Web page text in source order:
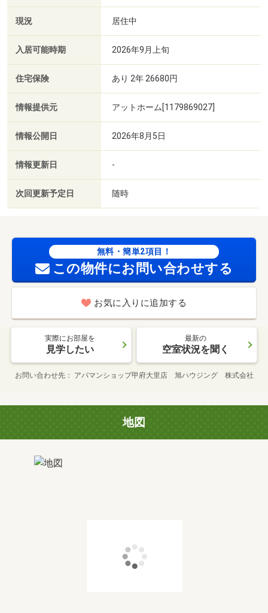
現況 居住中
入居可能時期 2026年9月上旬
住宅保険 あり 2年 26680円
情報提供元 アットホーム[1179869027]
情報公開日 2026年8月5日
情報更新日 -
次回更新予定日 随時
無料・簡単2項目！
この物件にお問い合わせする
お気に入りに追加する
実際にお部屋を
見学したい
最新の
空室状況を聞く
お問い合わせ先 アパマンショップ甲府大里店 旭ハウジング 株式会社
地図